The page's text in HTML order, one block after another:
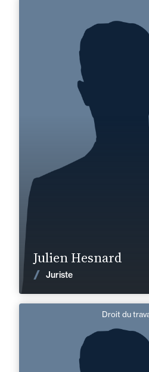
Julien Hesnard
Juriste
+33 2 33 82 33 10
Droit du